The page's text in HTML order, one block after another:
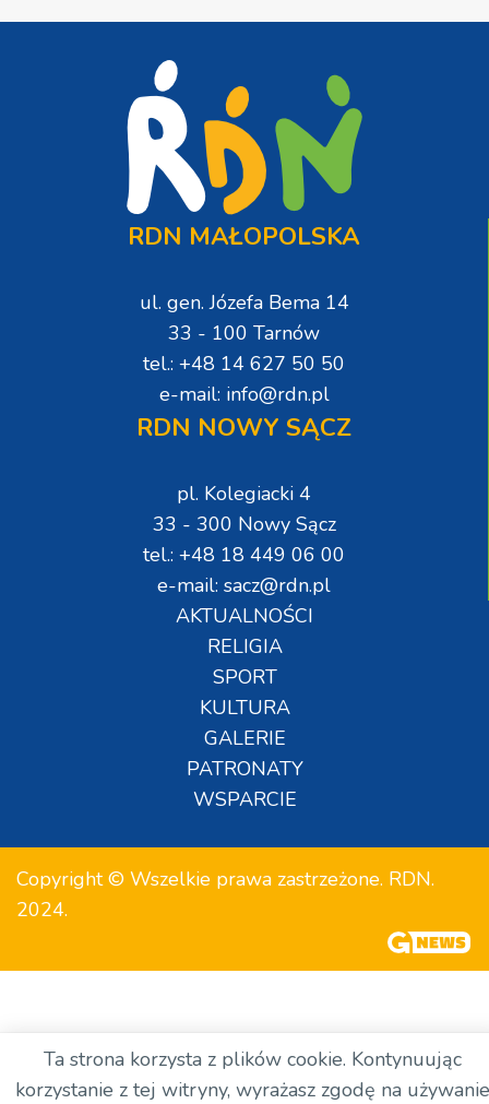
RDN MAŁOPOLSKA
ul. gen. Józefa Bema 14
33 - 100 Tarnów
tel.: +48 14 627 50 50
e-mail: info@rdn.pl
RDN NOWY SĄCZ
pl. Kolegiacki 4
33 - 300 Nowy Sącz
tel.: +48 18 449 06 00
e-mail: sacz@rdn.pl
AKTUALNOŚCI
RELIGIA
SPORT
KULTURA
GALERIE
PATRONATY
WSPARCIE
Copyright © Wszelkie prawa zastrzeżone. RDN.
2024.
Ta strona korzysta z plików cookie. Kontynuując
korzystanie z tej witryny, wyrażasz zgodę na używanie